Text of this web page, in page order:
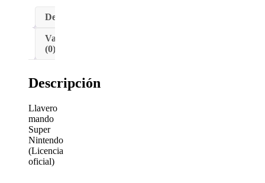
Descripción
Valoraciones
(0)
Descripción
Llavero
mando
Super
Nintendo
(Licencia
oficial)